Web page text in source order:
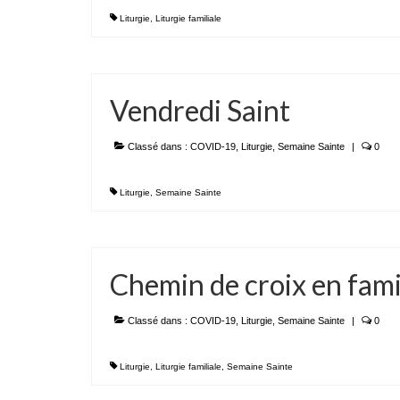
Liturgie Liturgie familiale
Vendredi Saint
Classé dans : COVID-19 Liturgie Semaine Sainte | 0
Liturgie Semaine Sainte
Chemin de croix en
Classé dans : COVID-19 Liturgie Semaine Sainte | 0
Liturgie Liturgie familiale Semaine Sainte